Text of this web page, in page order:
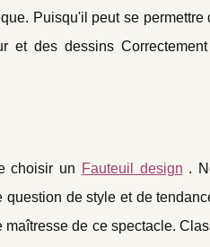
Puisqu'il peut se
et des dessins
choisir un Fauteuil design .
de style et de
de ce spectacle.